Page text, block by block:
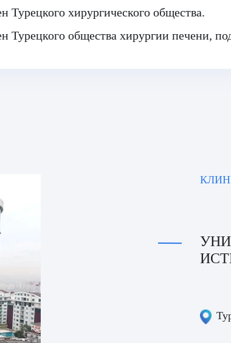
Турецкого хирургического общества.
Турецкого общества хирургии печени,